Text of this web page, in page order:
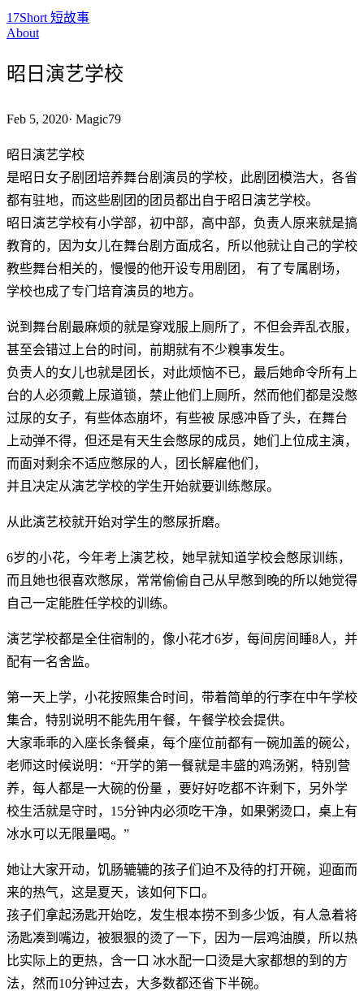
17Short 短故事
About
昭日演艺学校
Feb 5, 2020· Magic79
昭日演艺学校
是昭日女子剧团培养舞台剧演员的学校，此剧团模浩大，各省
都有驻地，而这些剧团的团员都出自于昭日演艺学校。
昭日演艺学校有小学部，初中部，高中部，负责人原来就是搞
教育的，因为女儿在舞台剧方面成名，所以他就让自己的学校
教些舞台相关的，慢慢的他开设专用剧团， 有了专属剧场，
学校也成了专门培育演员的地方。
说到舞台剧最麻烦的就是穿戏服上厕所了，不但会弄乱衣服，
甚至会错过上台的时间，前期就有不少糗事发生。
负责人的女儿也就是团长，对此烦恼不已，最后她命令所有上
台的人必须戴上尿道锁，禁止他们上厕所，然而他们都是没憋
过尿的女子，有些体态崩坏，有些被 尿感冲昏了头，在舞台
上动弹不得，但还是有天生会憋尿的成员，她们上位成主演，
而面对剩余不适应憋尿的人，团长解雇他们，
并且决定从演艺学校的学生开始就要训练憋尿。
从此演艺校就开始对学生的憋尿折磨。
6岁的小花，今年考上演艺校，她早就知道学校会憋尿训练，
而且她也很喜欢憋尿，常常偷偷自己从早憋到晚的所以她觉得
自己一定能胜任学校的训练。
演艺学校都是全住宿制的，像小花才6岁，每间房间睡8人，并
配有一名舍监。
第一天上学，小花按照集合时间，带着简单的行李在中午学校
集合，特别说明不能先用午餐，午餐学校会提供。
大家乖乖的入座长条餐桌，每个座位前都有一碗加盖的碗公，
老师这时候说明：“开学的第一餐就是丰盛的鸡汤粥，特别营
养，每人都是一大碗的份量 ，要好好吃都不许剩下，另外学
校生活就是守时，15分钟内必须吃干净，如果粥烫口，桌上有
冰水可以无限量喝。”
她让大家开动，饥肠辘辘的孩子们迫不及待的打开碗，迎面而
来的热气，这是夏天，该如何下口。
孩子们拿起汤匙开始吃，发生根本捞不到多少饭，有人急着将
汤匙凑到嘴边，被狠狠的烫了一下，因为一层鸡油膜，所以热
比实际上的更热，含一口 冰水配一口烫是大家都想的到的方
法，然而10分钟过去，大多数都还省下半碗。